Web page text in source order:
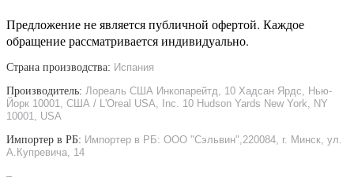
Предложение не является публичной офертой. Каждое
обращение рассматривается индивидуально.
Страна производства: Испания
Производитель: Лореаль США Инкопарейтд, 10 Хадсан Ярдс, Нью-
Йорк 10001, США / L'Oreal USA, Inc. 10 Hudson Yards New York, NY
10001, USA
Импортер в РБ: Импортер в РБ: ООО "Сэльвин",220084, г. Минск, ул.
А.Купревича, 14
–